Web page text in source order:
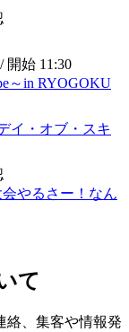
開始 11:30
～in RYOGOKU
イ・オブ・スキ
やるさー！なん
て
絡、集客や情報発